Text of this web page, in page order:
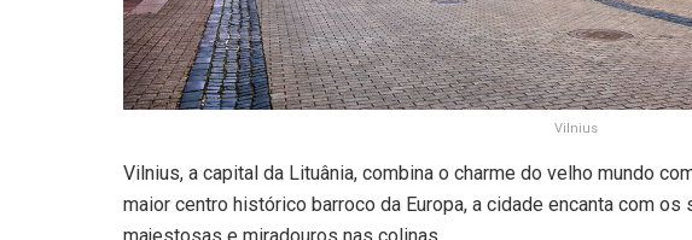
Vilnius
Vilnius, a capital da Lituânia, combina o charme do velho mundo
maior centro histórico barroco da Europa, a cidade encanta com